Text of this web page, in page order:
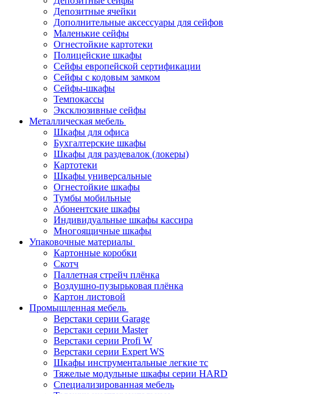
Депозитные ячейки
Дополнительные аксессуары для сейфов
Маленькие сейфы
Огнестойкие картотеки
Полицейские шкафы
Сейфы европейской сертификации
Сейфы с кодовым замком
Сейфы-шкафы
Темпокассы
Эксклюзивные сейфы
Металлическая мебель
Шкафы для офиса
Бухгалтерские шкафы
Шкафы для раздевалок (локеры)
Картотеки
Шкафы универсальные
Огнестойкие шкафы
Тумбы мобильные
Абонентские шкафы
Индивидуальные шкафы кассира
Многоящичные шкафы
Упаковочные материалы
Картонные коробки
Скотч
Паллетная стрейч плёнка
Воздушно-пузырьковая плёнка
Картон листовой
Промышленная мебель
Верстаки серии Garage
Верстаки серии Master
Верстаки серии Profi W
Верстаки серии Expert WS
Шкафы инструментальные легкие тс
Тяжелые модульные шкафы серии HARD
Cпециализированная мебель